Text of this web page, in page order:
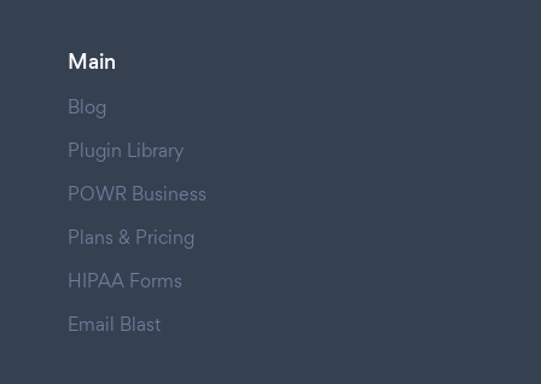
Main
Blog
Plugin Library
POWR Business
Plans & Pricing
HIPAA Forms
Email Blast